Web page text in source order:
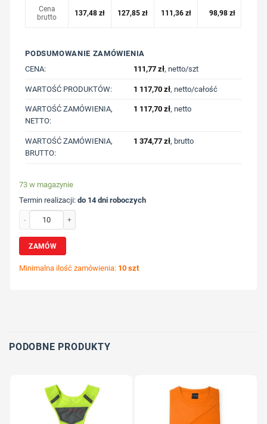
Cena
brutto
137,48zł 127,85zł 111,36 zł 98,98zł
PODSUMOWANIE ZAMÓWIENIA
CENA:
111,77 zł, netto/szt
WARTOŚĆ PRODUKTÓW: 1 117,70 zł, netto/całość
WARTOŚĆ ZAMÓWIENIA,
NETTO:
1 117,70 zł, netto
WARTOŚĆ ZAMÓWIENIA,
BRUTTO:
1 374,77 zł, brutto
73 w magazynie
Termin realizacji:do 14 dni roboczych
ZAMÓW
Minimalna ilość zamówienia: 10 szt
PODOBNE PRODUKTY